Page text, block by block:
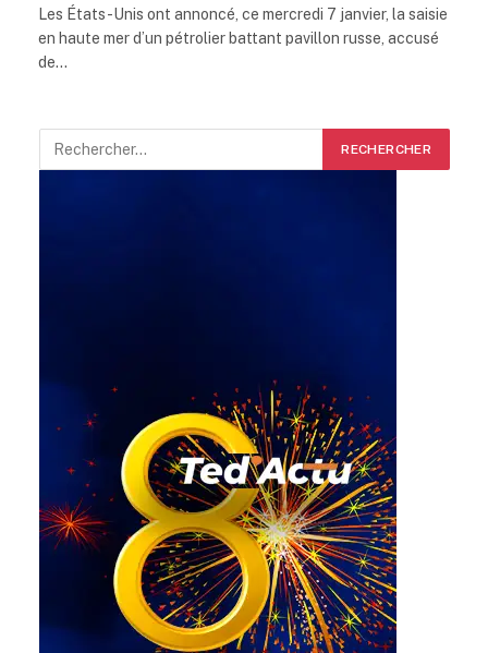
Les États-Unis ont annoncé, ce mercredi 7 janvier, la saisie
en haute mer d’un pétrolier battant pavillon russe, accusé
de…